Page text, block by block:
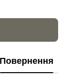
Повернення